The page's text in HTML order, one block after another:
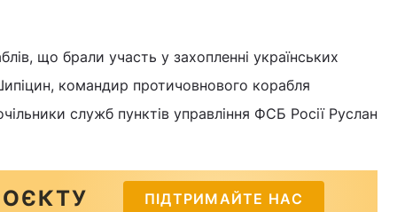
що брали участь у захопленні українських
командир протичовнового корабля
служб пунктів управління ФСБ Росії Руслан
ПІДТРИМАЙТЕ НАС